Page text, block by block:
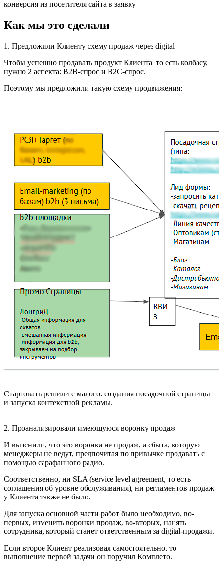
конверсия из посетителя сайта в заявку
Как мы это сделали
1. Предложили Клиенту схему продаж через digital
Чтобы успешно продавать продукт Клиента, то есть колбасу,
нужно 2 аспекта: B2B-спрос и B2C-спрос.
Поэтому мы предложили такую схему продвижения:
Стартовать решили с малого: создания посадочной страницы
и запуска контекстной рекламы.
2. Проанализировали имеющуюся воронку продаж
И выяснили, что это воронка не продаж, а сбыта, которую
менеджеры не ведут, предпочитая по привычке продавать с
помощью сарафанного радио.
Соответственно, ни SLA (service level agreement, то есть
соглашения об уровне обслуживания), ни регламентов продаж
у Клиента также не было.
Для запуска основной части работ было необходимо, во-
первых, изменить воронки продаж, во-вторых, нанять
сотрудника, который станет ответственным за digital-продажи.
Если второе Клиент реализовал самостоятельно, то
выполнение первой задачи он поручил Комплето.